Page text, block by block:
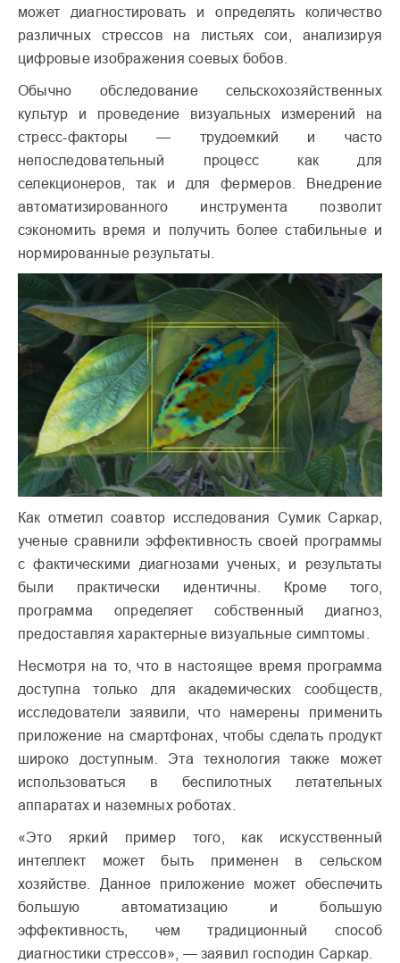
может диагностировать и определять количество
различных стрессов на листьях сои, анализируя
цифровые изображения соевых бобов.
Обычно обследование сельскохозяйственных
культур и проведение визуальных измерений на
стресс-факторы — трудоемкий и часто
непоследовательный процесс как для
селекционеров, так и для фермеров. Внедрение
автоматизированного инструмента позволит
сэкономить время и получить более стабильные и
нормированные результаты.
Как отметил соавтор исследования Сумик Саркар,
ученые сравнили эффективность своей программы
с фактическими диагнозами ученых, и результаты
были практически идентичны. Кроме того,
программа определяет собственный диагноз,
предоставляя характерные визуальные симптомы.
Несмотря на то, что в настоящее время программа
доступна только для академических сообществ,
исследователи заявили, что намерены применить
приложение на смартфонах, чтобы сделать продукт
широко доступным. Эта технология также может
использоваться в беспилотных летательных
аппаратах и ​​наземных роботах.
«Это яркий пример того, как искусственный
интеллект может быть применен в сельском
хозяйстве. Данное приложение может обеспечить
большую автоматизацию и большую
эффективность, чем традиционный способ
диагностики стрессов», — заявил господин Саркар.